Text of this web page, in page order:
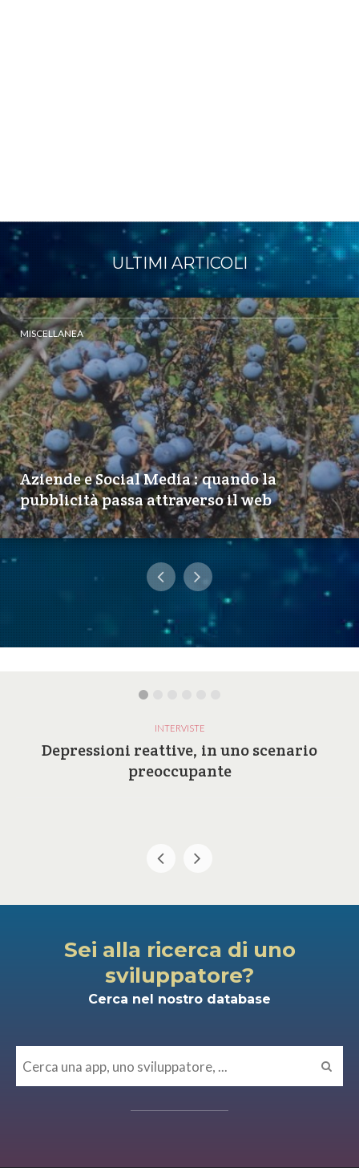
ULTIMI ARTICOLI
MISCELLANEA
Aziende e Social Media : quando la
pubblicità passa attraverso il web
INTERVISTE
Depressioni reattive, in uno scenario
preoccupante
Sei alla ricerca di uno
sviluppatore?
Cerca nel nostro database